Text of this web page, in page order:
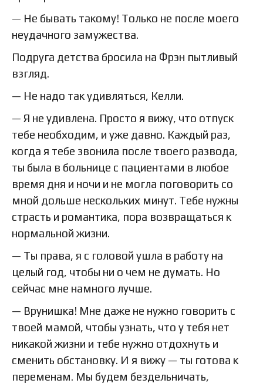
— Не бывать такому! Только не после моего
неудачного замужества.
Подруга детства бросила на Фрэн пытливый
взгляд.
— Не надо так удивляться, Келли.
— Я не удивлена. Просто я вижу, что отпуск
тебе необходим, и уже давно. Каждый раз,
когда я тебе звонила после твоего развода,
ты была в больнице с пациентами в любое
время дня и ночи и не могла поговорить со
мной дольше нескольких минут. Тебе нужны
страсть и романтика, пора возвращаться к
нормальной жизни.
— Ты права, я с головой ушла в работу на
целый год, чтобы ни о чем не думать. Но
сейчас мне намного лучше.
— Врунишка! Мне даже не нужно говорить с
твоей мамой, чтобы узнать, что у тебя нет
никакой жизни и тебе нужно отдохнуть и
сменить обстановку. И я вижу — ты готова к
переменам. Мы будем бездельничать,